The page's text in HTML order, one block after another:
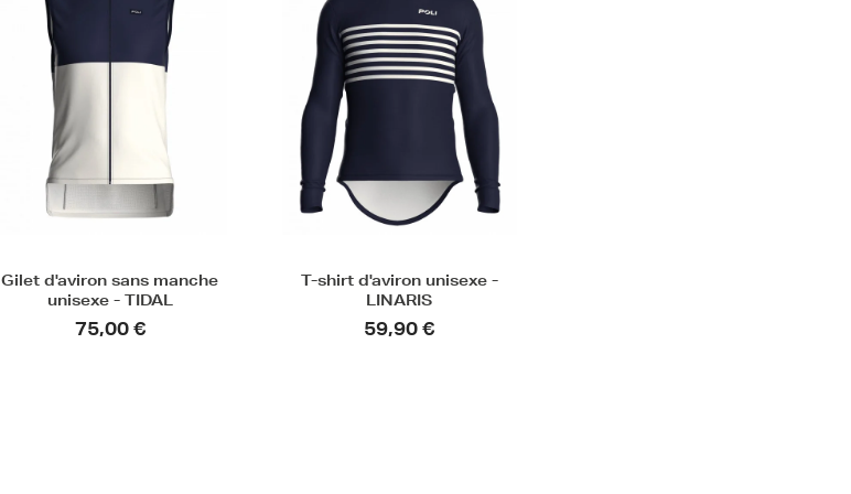
Gilet d'aviron sans manche
unisexe - TIDAL
75,00 €
T-shirt d'aviron unisexe -
LINARIS
59,90 €